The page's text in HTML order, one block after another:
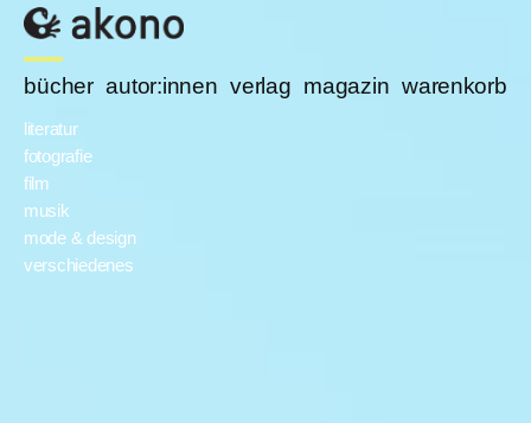
bücher autor:innen verlag magazin warenkorb
literatur
fotografie
film
musik
mode & design
verschiedenes